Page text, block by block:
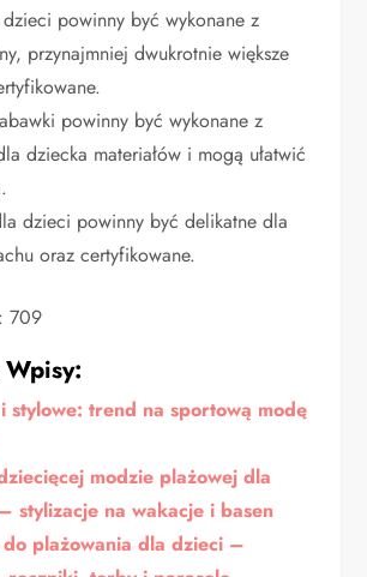
powinny być wykonane z
przynajmniej dwukrotnie większe
powinny być wykonane z
dziecka materiałów i mogą ułatwić
dzieci powinny być delikatne dla
oraz certyfikowane.
709
stylowe: trend na sportową modę
modzie plażowej dla
stylizacje na wakacje i basen
plażowania dla dzieci –